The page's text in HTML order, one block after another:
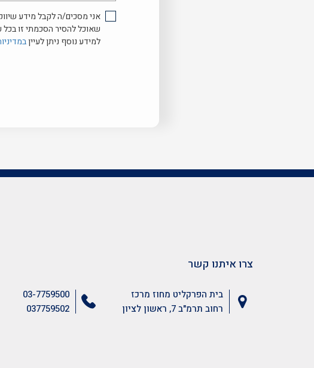
אני מסכים/ה לקבל מידע
שאוכל להסיר הסכמתי זו
למידע נוסף ניתן לעיין
צרו איתנו קשר
בית הפרקליט מחוז מרכז
רחוב תרמ"ב 7, ראשון לציון
03-7759500
037759502